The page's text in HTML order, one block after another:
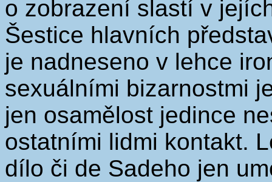
o zobrazení slastí v
Šestice hlavních
je nadneseno v lehce
sexuálními bizarnostmi
jen osamělost jedince
ostatními lidmi kontakt.
dílo či de Sadeho jen